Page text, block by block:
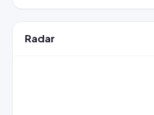
Radar